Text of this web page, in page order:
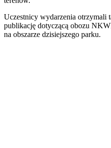
Uczestnicy wydarzenia otrzymali
publikację dotyczącą obozu
na obszarze dzisiejszego parku.